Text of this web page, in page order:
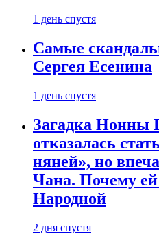
1 день спустя
Самые
Сергея Есенина
1 день спустя
Загадка Нонны
отказалась
няней», но
Чана. Почему
Народной
2 дня спустя